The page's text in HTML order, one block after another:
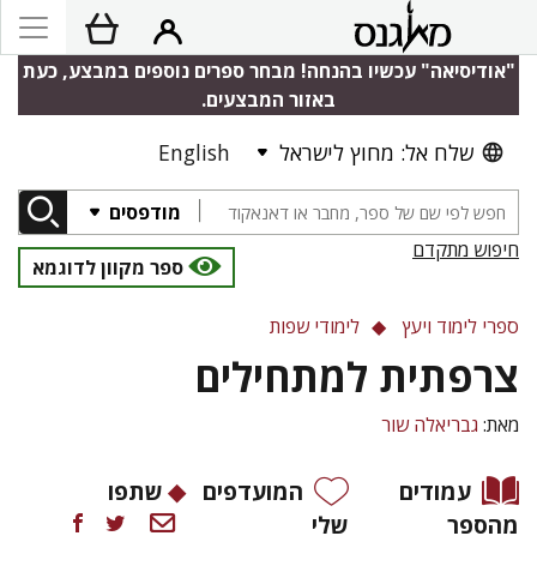
"אודיסיאה" עכשיו בהנחה! מבחר ספרים נוספים במבצע, כעת
באזור המבצעים.
שלח אל: מחוץ לישראל English
מודפסים
חיפוש מתקדם
ספר מקוון לדוגמא
ספרי לימוד ויעץ לימודי שפות
צרפתית למתחילים
מאת: גבריאלה שור
עמודים
מהספר
המועדפים
שלי
שתפו